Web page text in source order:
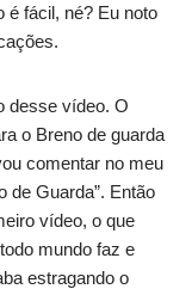
é fácil, né? Eu noto
desse vídeo. O
o Breno de guarda
comentar no meu
de Guarda”. Então
vídeo, o que
mundo faz e
estragando o